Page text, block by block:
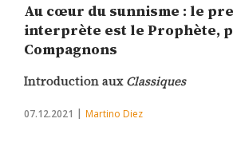
Au cœur du sunnisme : le
interprète est le Prophète,
Compagnons
Introduction auxClassiques
07.12.2021 Martino Diez